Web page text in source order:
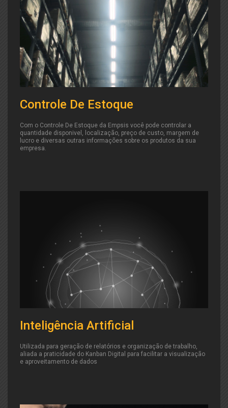
Controle De Estoque
Com o Controle De Estoque da Empsis você pode controlar a
quantidade disponivel, localização, preço de custo, margem de
lucro e diversas outras informações sobre os produtos da sua
empresa.
Inteligência Artificial
Utilizada para geração de relatórios e organização de trabalho,
aliada a praticidade do Kanban Digital para facilitar a visualização
e aproveitamento de dados